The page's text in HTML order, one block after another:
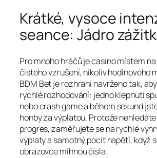
Krátké, vysoce
seance: Jádro
Pro mnoho hráčů je casino místem
čistého vzrušení, nikoliv hodinového
BDM Bet je rozhraní navrženo tak,
rychlé rozhodování: jedno klepnutí
nebo crash game a během sekund
honby za výplatou. Protože
progres, zaměřujete se na rychlé
výplaty a samotný pocit napětí, když
obrazovce mihnou čísla.